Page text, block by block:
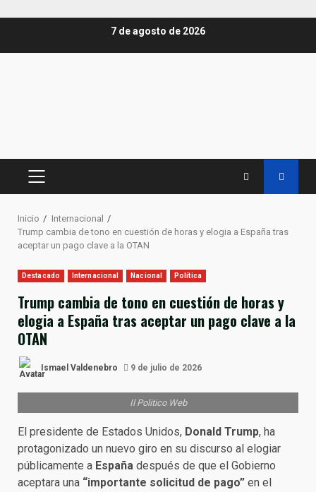
7 de agosto de 2026
MENÚ
Inicio
Internacional
Trump cambia de tono en cuestión de horas y elogia a España tras
aceptar un pago clave a la OTAN
Destacado Internacional Nacional Política
Trump cambia de tono en cuestión de horas y
elogia a España tras aceptar un pago clave a la
OTAN
Ismael Valdenebro 9 de julio de 2026
Il Politico Web
El presidente de Estados Unidos, Donald Trump, ha
protagonizado un nuevo giro en su discurso al elogiar
públicamente a España después de que el Gobierno
aceptara una “importante solicitud de pago” en el